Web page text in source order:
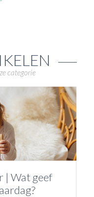
categorie
| Wat geef